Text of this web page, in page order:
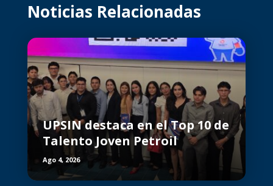
Noticias Relacionadas
UPSIN destaca en el Top 10 de
Talento Joven Petroil
Ago 4, 2026